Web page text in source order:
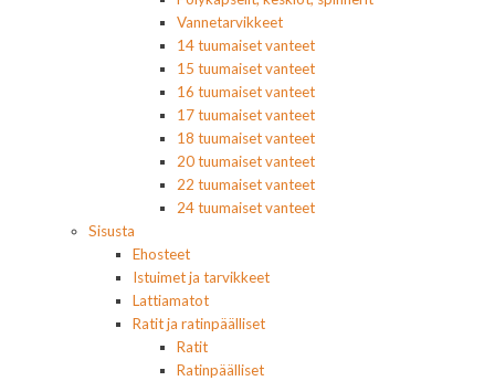
Vannetarvikkeet
14 tuumaiset vanteet
15 tuumaiset vanteet
16 tuumaiset vanteet
17 tuumaiset vanteet
18 tuumaiset vanteet
20 tuumaiset vanteet
22 tuumaiset vanteet
24 tuumaiset vanteet
Sisusta
Ehosteet
Istuimet ja tarvikkeet
Lattiamatot
Ratit ja ratinpäälliset
Ratit
Ratinpäälliset